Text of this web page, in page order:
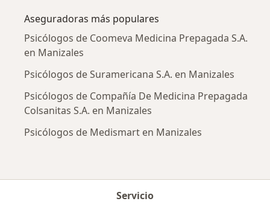
Aseguradoras más populares
Psicólogos de Coomeva Medicina Prepagada S.A.
en Manizales
Psicólogos de Suramericana S.A. en Manizales
Psicólogos de Compañía De Medicina Prepagada
Colsanitas S.A. en Manizales
Psicólogos de Medismart en Manizales
Servicio